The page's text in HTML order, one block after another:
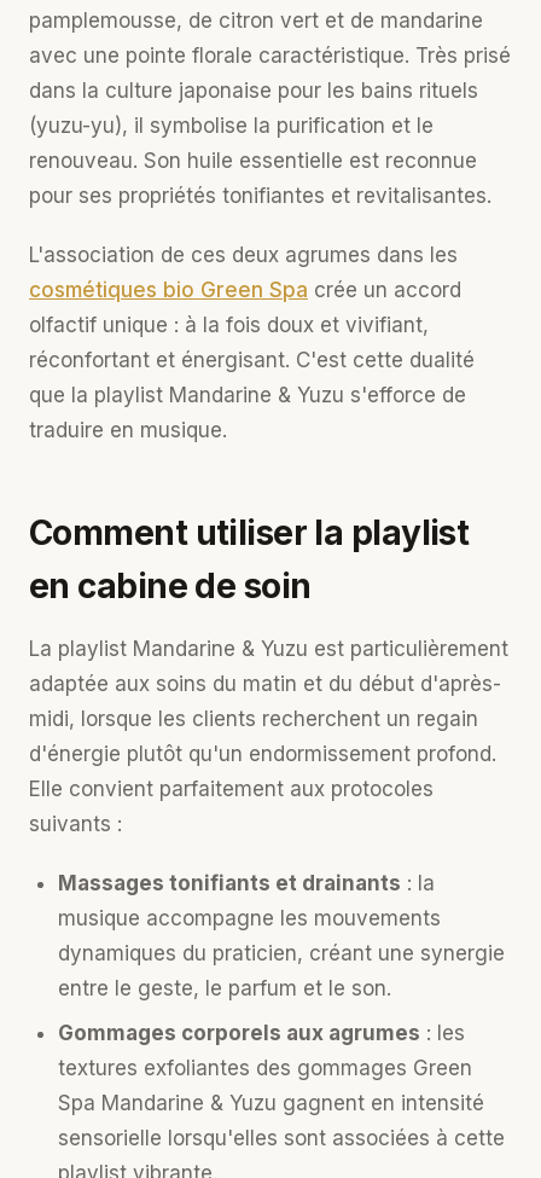
pamplemousse, de citron vert et de mandarine
avec une pointe florale caractéristique. Très prisé
dans la culture japonaise pour les bains rituels
(yuzu-yu), il symbolise la purification et le
renouveau. Son huile essentielle est reconnue
pour ses propriétés tonifiantes et revitalisantes.
L'association de ces deux agrumes dans les
cosmétiques bio Green Spa crée un accord
olfactif unique : à la fois doux et vivifiant,
réconfortant et énergisant. C'est cette dualité
que la playlist Mandarine & Yuzu s'efforce de
traduire en musique.
Comment utiliser la playlist
en cabine de soin
La playlist Mandarine & Yuzu est particulièrement
adaptée aux soins du matin et du début d'après-
midi, lorsque les clients recherchent un regain
d'énergie plutôt qu'un endormissement profond.
Elle convient parfaitement aux protocoles
suivants :
Massages tonifiants et drainants : la
musique accompagne les mouvements
dynamiques du praticien, créant une synergie
entre le geste, le parfum et le son.
Gommages corporels aux agrumes : les
textures exfoliantes des gommages Green
Spa Mandarine & Yuzu gagnent en intensité
sensorielle lorsqu'elles sont associées à cette
playlist vibrante.